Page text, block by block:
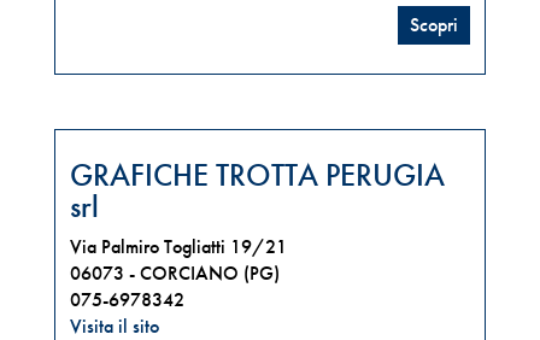
Scopri
GRAFICHE TROTTA PERUGIA
srl
Via Palmiro Togliatti 19/21
06073 -CORCIANO (PG)
075-6978342
Visita il sito